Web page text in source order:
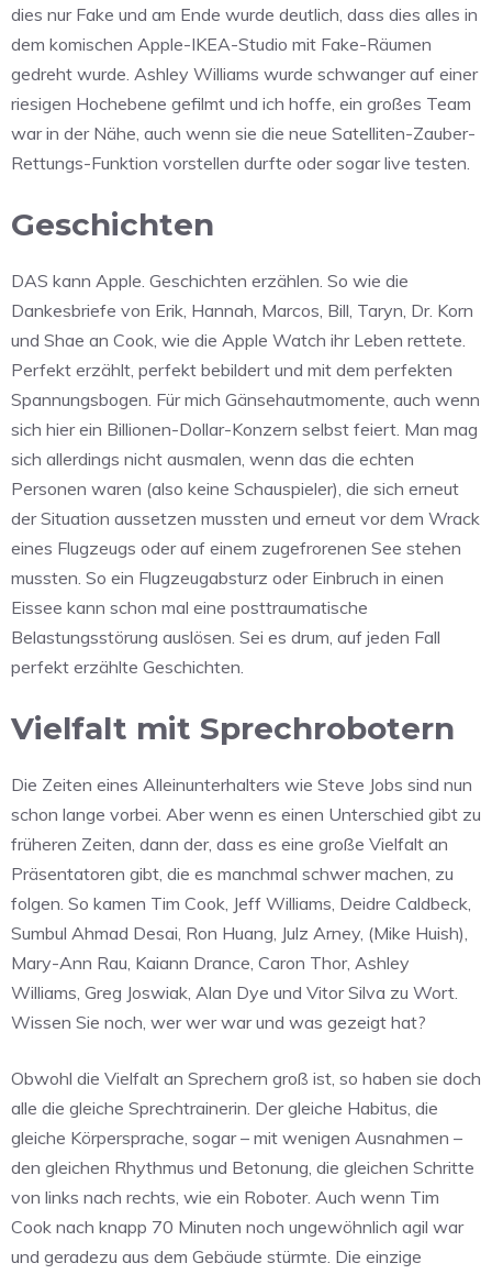
dies nur Fake und am Ende wurde deutlich, dass dies alles in
dem komischen Apple-IKEA-Studio mit Fake-Räumen
gedreht wurde. Ashley Williams wurde schwanger auf einer
riesigen Hochebene gefilmt und ich hoffe, ein großes Team
war in der Nähe, auch wenn sie die neue Satelliten-Zauber-
Rettungs-Funktion vorstellen durfte oder sogar live testen.
Geschichten
DAS kann Apple. Geschichten erzählen. So wie die
Dankesbriefe von Erik, Hannah, Marcos, Bill, Taryn, Dr. Korn
und Shae an Cook, wie die Apple Watch ihr Leben rettete.
Perfekt erzählt, perfekt bebildert und mit dem perfekten
Spannungsbogen. Für mich Gänsehautmomente, auch wenn
sich hier ein Billionen-Dollar-Konzern selbst feiert. Man mag
sich allerdings nicht ausmalen, wenn das die echten
Personen waren (also keine Schauspieler), die sich erneut
der Situation aussetzen mussten und erneut vor dem Wrack
eines Flugzeugs oder auf einem zugefrorenen See stehen
mussten. So ein Flugzeugabsturz oder Einbruch in einen
Eissee kann schon mal eine posttraumatische
Belastungsstörung auslösen. Sei es drum, auf jeden Fall
perfekt erzählte Geschichten.
Vielfalt mit Sprechrobotern
Die Zeiten eines Alleinunterhalters wie Steve Jobs sind nun
schon lange vorbei. Aber wenn es einen Unterschied gibt zu
früheren Zeiten, dann der, dass es eine große Vielfalt an
Präsentatoren gibt, die es manchmal schwer machen, zu
folgen. So kamen Tim Cook, Jeff Williams, Deidre Caldbeck,
Sumbul Ahmad Desai, Ron Huang, Julz Arney, (Mike Huish),
Mary-Ann Rau, Kaiann Drance, Caron Thor, Ashley
Williams, Greg Joswiak, Alan Dye und Vitor Silva zu Wort.
Wissen Sie noch, wer wer war und was gezeigt hat?
Obwohl die Vielfalt an Sprechern groß ist, so haben sie doch
alle die gleiche Sprechtrainerin. Der gleiche Habitus, die
gleiche Körpersprache, sogar – mit wenigen Ausnahmen –
den gleichen Rhythmus und Betonung, die gleichen Schritte
von links nach rechts, wie ein Roboter. Auch wenn Tim
Cook nach knapp 70 Minuten noch ungewöhnlich agil war
und geradezu aus dem Gebäude stürmte. Die einzige